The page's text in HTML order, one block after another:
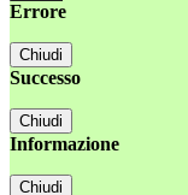
Errore
Chiudi
Successo
Chiudi
Informazione
Chiudi